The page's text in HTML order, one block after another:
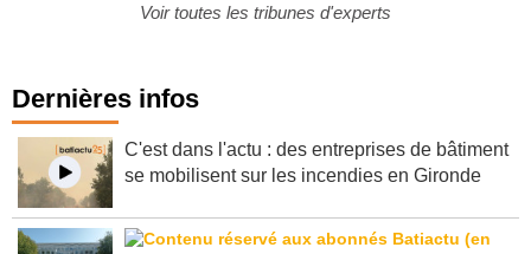
Dernières infos
C'est dans l'actu : des entreprises de bâtiment